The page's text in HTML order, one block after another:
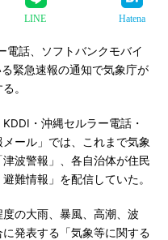
LINE Hatena
話、ソフトバンクモバイ
緊急速報の通知で気象庁が
。
・沖縄セルラー電話・
ール」では、これまで気象
波警報」、各自治体が住民
難情報」を配信していた。
の大雨、暴風、高潮、波
発表する「気象等に関する